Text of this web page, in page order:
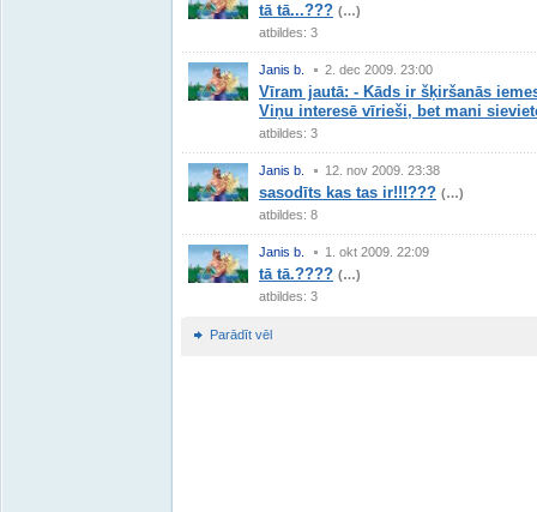
tā tā...??? (…)
atbildes: 3
Janis b. 2. dec 2009. 23:00
Vīram jautā: - Kāds ir šķiršanās
Viņu interesē vīrieši, bet mani
atbildes: 3
Janis b. 12. nov 2009. 23:38
sasodīts kas tas ir!!!??? (…)
atbildes: 8
Janis b. 1. okt 2009. 22:09
tā tā.???? (…)
atbildes: 3
Parādīt vēl